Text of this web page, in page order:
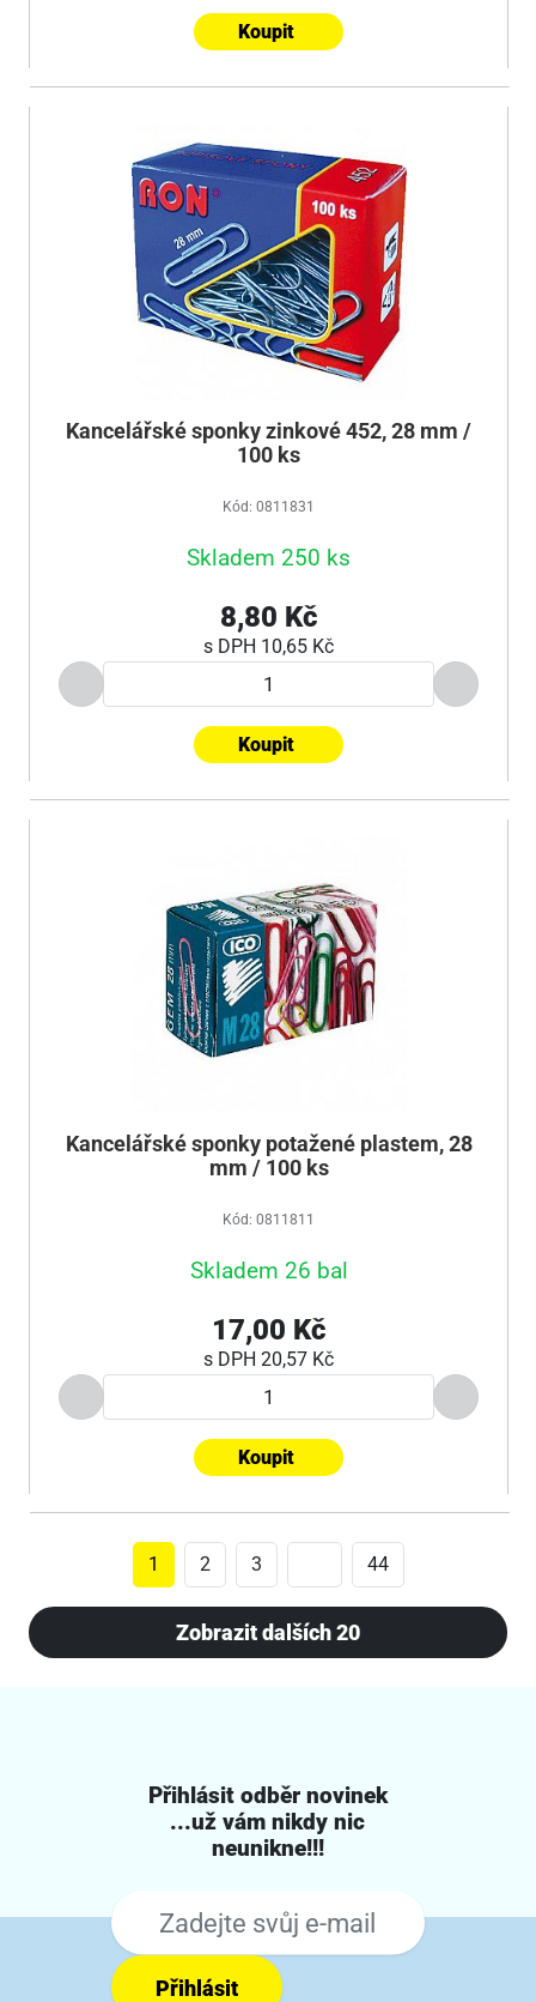
Koupit
Kancelářské sponky zinkové 452, 28 mm /
100 ks
Kód: 0811831
Skladem 250 ks
8,80 Kč
s DPH 10,65 Kč
Koupit
Kancelářské sponky potažené plastem, 28
mm / 100 ks
Kód: 0811811
Skladem 26 bal
17,00 Kč
s DPH 20,57 Kč
Koupit
1 2 3 44
Zobrazit dalších 20
Přihlásit odběr novinek
...už vám nikdy nic
neunikne!!!
Přihlásit